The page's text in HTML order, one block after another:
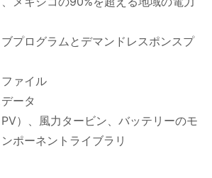
プログラムとデマンドレスポンスプ
ァイル
ータ
）、風力タービン、バッテリーのモ
ポーネントライブラリ